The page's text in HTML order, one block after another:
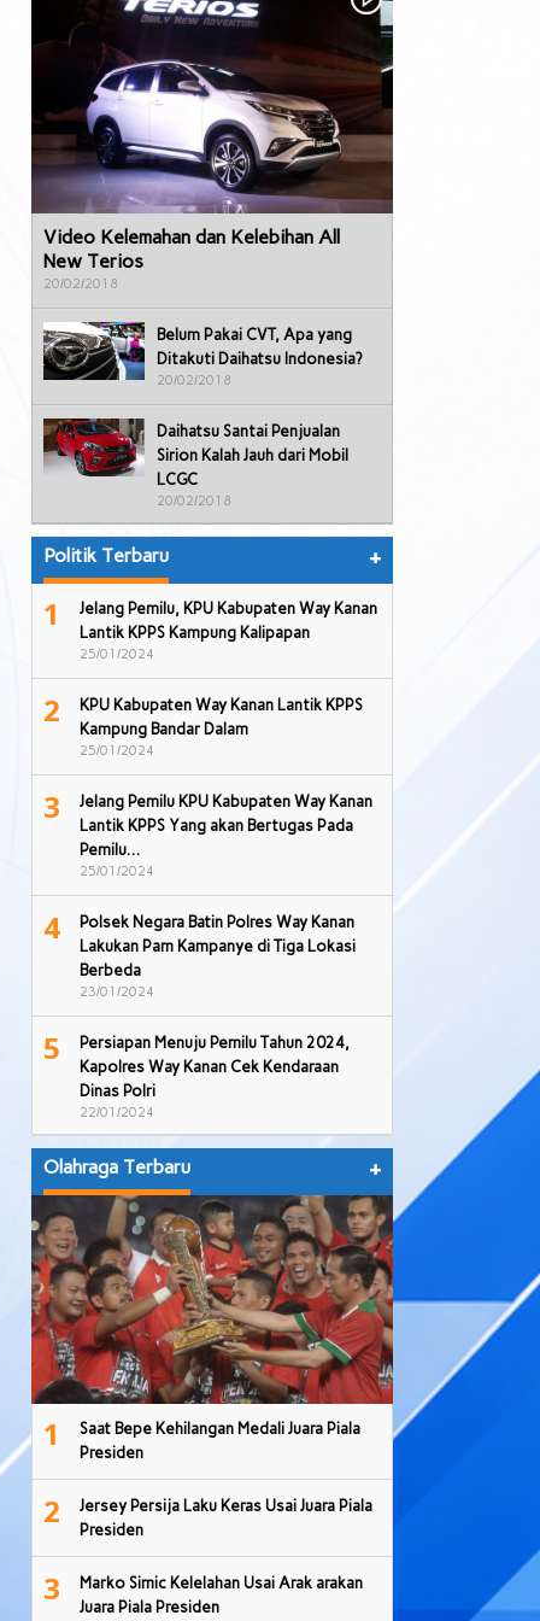
Video Kelemahan dan Kelebihan All
New Terios
20/02/2018
Belum Pakai CVT, Apa yang
Ditakuti Daihatsu Indonesia?
20/02/2018
Daihatsu Santai Penjualan
Sirion Kalah Jauh dari Mobil
LCGC
20/02/2018
Politik Terbaru +
1
Jelang Pemilu, KPU Kabupaten Way Kanan
Lantik KPPS Kampung Kalipapan
25/01/2024
2
KPU Kabupaten Way Kanan Lantik KPPS
Kampung Bandar Dalam
25/01/2024
3
Jelang Pemilu KPU Kabupaten Way Kanan
Lantik KPPS Yang akan Bertugas Pada
Pemilu…
25/01/2024
4
Polsek Negara Batin Polres Way Kanan
Lakukan Pam Kampanye di Tiga Lokasi
Berbeda
23/01/2024
5
Persiapan Menuju Pemilu Tahun 2024,
Kapolres Way Kanan Cek Kendaraan
Dinas Polri
22/01/2024
Olahraga Terbaru +
1
Saat Bepe Kehilangan Medali Juara Piala
Presiden
2
Jersey Persija Laku Keras Usai Juara Piala
Presiden
3
Marko Simic Kelelahan Usai Arak arakan
Juara Piala Presiden